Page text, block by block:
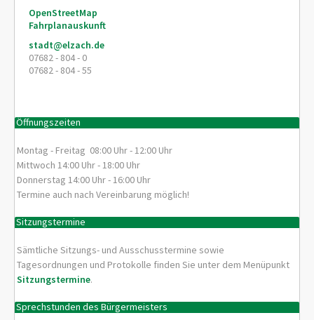
OpenStreetMap
Fahrplanauskunft
stadt@elzach.de
07682 - 804 - 0
07682 - 804 - 55
Öffnungszeiten
Montag - Freitag 08:00 Uhr - 12:00 Uhr
Mittwoch 14:00 Uhr - 18:00 Uhr
Donnerstag 14:00 Uhr - 16:00 Uhr
Termine auch nach Vereinbarung möglich!
Sitzungstermine
Sämtliche Sitzungs- und Ausschusstermine sowie
Tagesordnungen und Protokolle finden Sie unter dem Menüpunkt
Sitzungstermine.
Sprechstunden des Bürgermeisters